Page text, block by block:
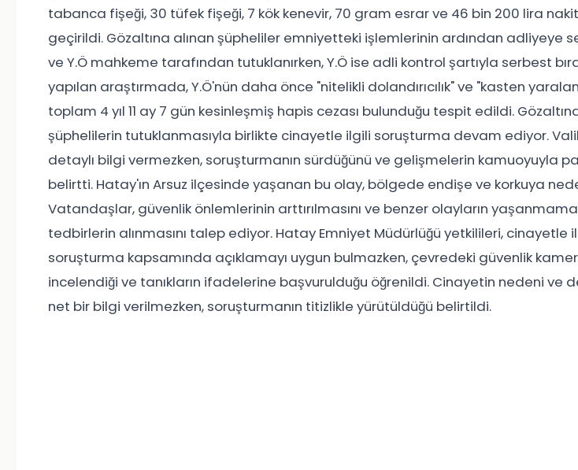
tabanca fişeği, 30 tüfek fişeği, 7 kök kenevir, 70 gram esrar ve 46 bin 200 lira
geçirildi. Gözaltına alınan şüpheliler emniyetteki işlemlerinin ardından adliyeye
ve Y.Ö mahkeme tarafından tutuklanırken, Y.Ö ise adli kontrol şartıyla serbest
yapılan araştırmada, Y.Ö'nün daha önce "nitelikli dolandırıcılık" ve "kasten
toplam 4 yıl 11 ay 7 gün kesinleşmiş hapis cezası bulunduğu tespit edildi.
şüphelilerin tutuklanmasıyla birlikte cinayetle ilgili soruşturma devam ediyor.
detaylı bilgi vermezken, soruşturmanın sürdüğünü ve gelişmelerin kamuoyuyla
belirtti. Hatay'ın Arsuz ilçesinde yaşanan bu olay, bölgede endişe ve korkuya
Vatandaşlar, güvenlik önlemlerinin arttırılmasını ve benzer olayların
tedbirlerin alınmasını talep ediyor. Hatay Emniyet Müdürlüğü yetkilileri, cinayetle
soruşturma kapsamında açıklamayı uygun bulmazken, çevredeki güvenlik
incelendiği ve tanıkların ifadelerine başvurulduğu öğrenildi. Cinayetin nedeni ve
net bir bilgi verilmezken, soruşturmanın titizlikle yürütüldüğü belirtildi.